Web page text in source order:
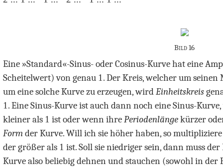
Bild 16
Eine »Standard«-Sinus- oder Cosinus-Kurve hat eine
Scheitelwert) von genau 1 . Der Kreis, welcher um
um eine solche Kurve zu erzeugen, wirdEinheitskreis
1 . Eine Sinus-Kurve ist auch dann noch eine Sinus-
kleiner als 1 ist oder wenn ihrePeriodenlängekürzer
Formder Kurve. Will ich sie höher haben, so
der größer als 1 ist. Soll sie niedriger sein, dann muss
Kurve also beliebig dehnen und stauchen (sowohl in der